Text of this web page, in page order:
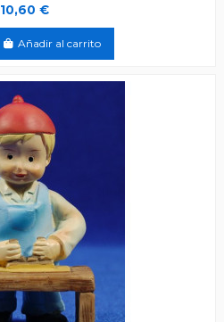
10,60 €
Añadir al carrito